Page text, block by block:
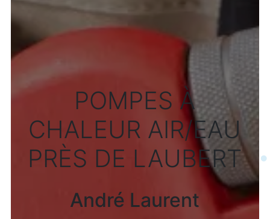
POMPES À
CHALEUR AIR/EAU
PRÈS DE LAUBERT
André Laurent